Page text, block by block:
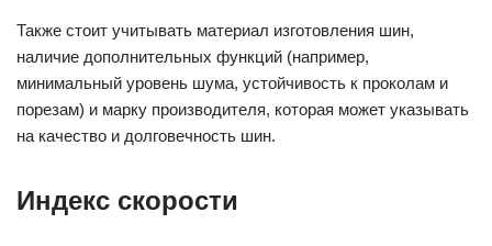
Также стоит учитывать материал изготовления шин,
наличие дополнительных функций (например,
минимальный уровень шума, устойчивость к проколам и
порезам) и марку производителя, которая может указывать
на качество и долговечность шин.
Индекс скорости